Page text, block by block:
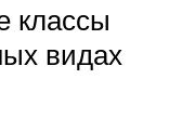
классы
видах